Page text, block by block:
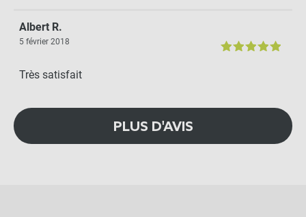
Albert R.
5 février 2018
Très satisfait
PLUS D'AVIS